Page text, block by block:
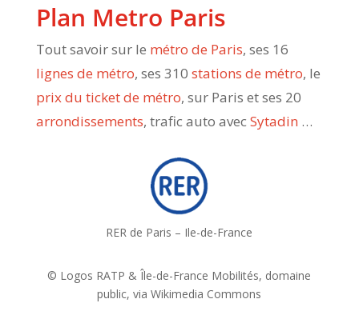
Plan Metro Paris
Tout savoir sur le métro de Paris, ses 16
lignes de métro, ses 310 stations de métro, le
prix du ticket de métro, sur Paris et ses 20
arrondissements, trafic auto avec Sytadin …
RER de Paris – Ile-de-France
© Logos RATP & Île-de-France Mobilités, domaine
public, via Wikimedia Commons